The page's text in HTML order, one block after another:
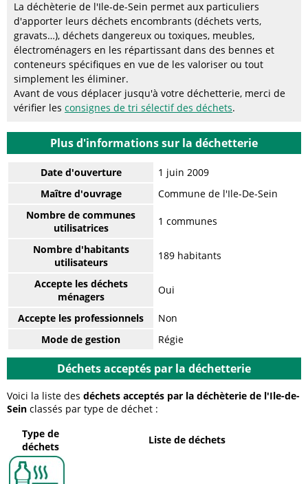
La déchèterie de l'Ile-de-Sein permet aux particuliers
d'apporter leurs déchets encombrants (déchets verts,
gravats…), déchets dangereux ou toxiques, meubles,
électroménagers en les répartissant dans des bennes et
conteneurs spécifiques en vue de les valoriser ou tout
simplement les éliminer.
Avant de vous déplacer jusqu'à votre déchetterie, merci de
vérifier les consignes de tri sélectif des déchets.
Plus d'informations sur la déchetterie
Date d'ouverture
1 juin 2009
Maître d'ouvrage
Commune de l'Ile-De-Sein
Nombre de communes
utilisatrices
1 communes
Nombre d'habitants
utilisateurs
189 habitants
Accepte les déchets
ménagers
Oui
Accepte les professionnels
Non
Mode de gestion
Régie
Déchets acceptés par la déchetterie
Voici la liste des déchets acceptés par la déchèterie de l'Ile-de-
Sein classés par type de déchet :
Type de
déchets
Liste de déchets